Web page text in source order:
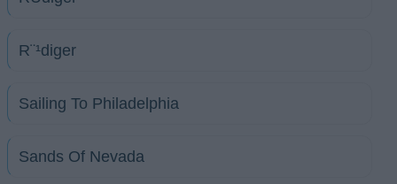
R¨¹diger
Sailing To Philadelphia
Sands Of Nevada